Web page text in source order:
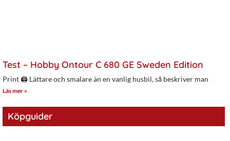
Test – Hobby Ontour C 680 GE Sweden Edition
Print 🖨 Lättare och smalare än en vanlig husbil, så beskriver man
Läs mer »
Köpguider